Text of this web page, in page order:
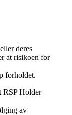
deres
at risikoen for
forholdet.
RSP Holder
av